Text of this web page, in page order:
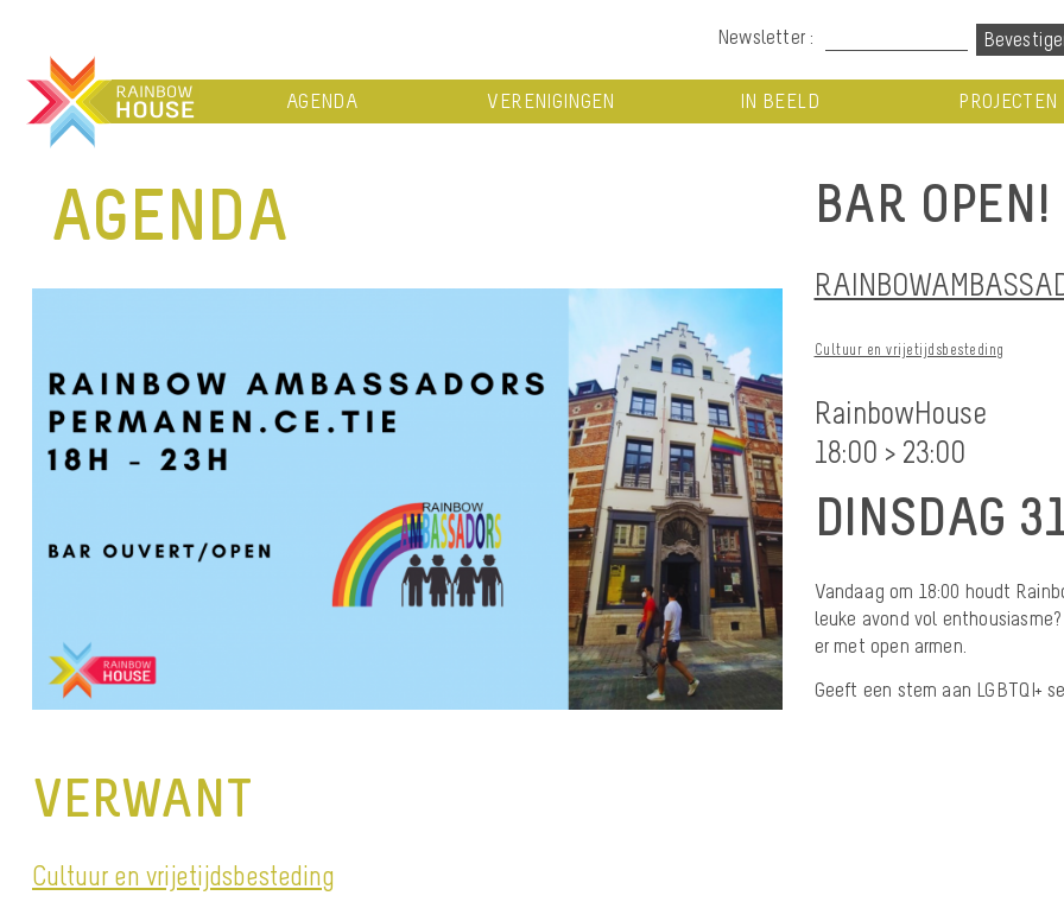
Newsletter :
AGENDA VERENIGINGEN IN BEELD PROJECTEN
AGENDA BAR OPEN!
Cultuur en vrijetijdsbesteding
RainbowHouse
18:00 > 23:00
DINSDAG
Vandaag om 18:00 houdt
leuke avond vol
er met open armen.
Geeft een stem aan LGBTQI+
VERWANT
Cultuur en vrijetijdsbesteding